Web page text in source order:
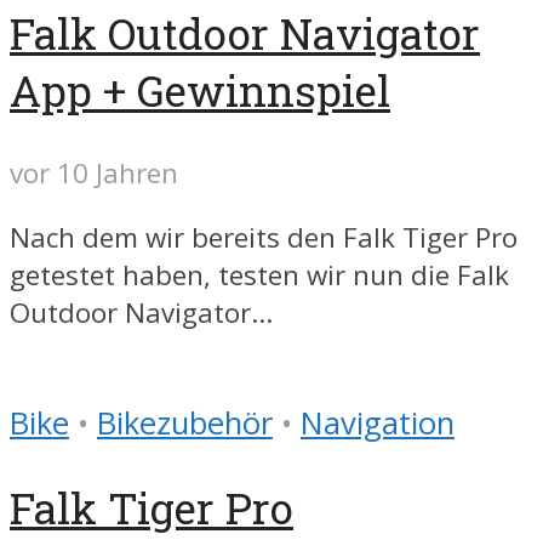
Falk Outdoor Navigator
App + Gewinnspiel
vor 10 Jahren
Nach dem wir bereits den Falk Tiger Pro
getestet haben, testen wir nun die Falk
Outdoor Navigator...
Bike • Bikezubehör • Navigation
Falk Tiger Pro